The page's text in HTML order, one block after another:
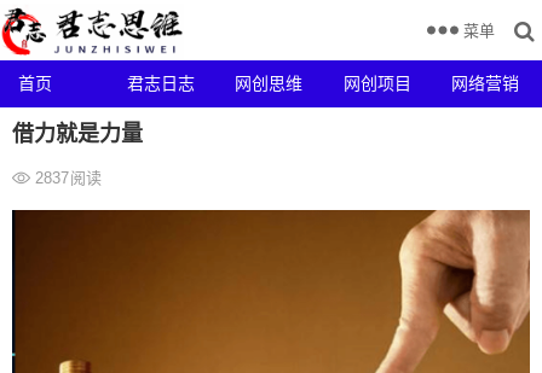
首页 君志日志 网创思维 网创项目 网络营销
菜单
借力就是力量
2837阅读